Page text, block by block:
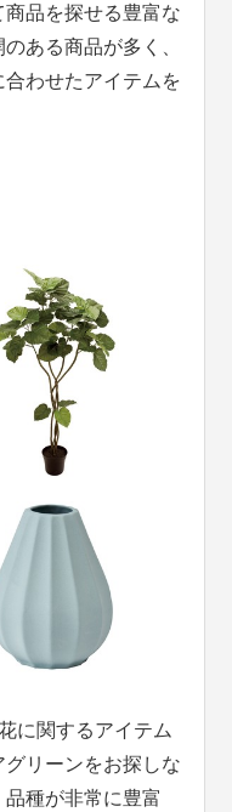
品を探せる豊富な
ある商品が多く、
わせたアイテムを
に関するアイテム
グリーンをお探しな
種が非常に豊富